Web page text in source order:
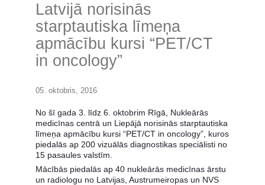
Latvijā norisinās
starptautiska līmeņa
apmācību kursi “PET/CT
in oncology”
05. oktobris, 2016
No šī gada 3. līdz 6. oktobrim Rīgā, Nukleārās
medicīnas centrā un Liepājā norisinās starptautiska
līmeņa apmācību kursi “PET/CT in oncology”, kuros
piedalās ap 200 vizuālās diagnostikas speciālisti no
15 pasaules valstīm.
Mācībās piedalās ap 40 nukleārās medicīnas ārstu
un radiologu no Latvijas, Austrumeiropas un NVS